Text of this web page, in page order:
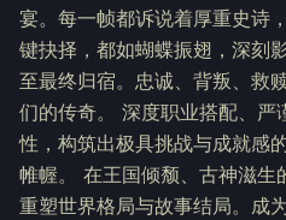
宴。每一帧都诉说着厚重史诗
键抉择，都如蝴蝶振翅，深刻
至最终归宿。忠诚、背叛、救
们的传奇。 深度职业搭配、严
性，构筑出极具挑战与成就感
帷幄。 在王国倾颓、古神滋生
重塑世界格局与故事结局。成